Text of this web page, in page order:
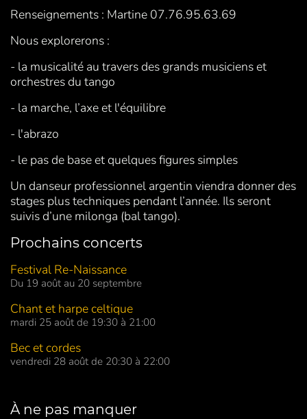
Renseignements : Martine 07.76.95.63.69
Nous explorerons :
- la musicalité au travers des grands musiciens et
orchestres du tango
- la marche, l’axe et l'équilibre
- l'abrazo
- le pas de base et quelques figures simples
Un danseur professionnel argentin viendra donner des
stages plus techniques pendant l’année. Ils seront
suivis d’une milonga (bal tango).
Prochains concerts
Festival Re-Naissance
Du 19 août au 20 septembre
Chant et harpe celtique
mardi 25 août de 19:30 à 21:00
Bec et cordes
vendredi 28 août de 20:30 à 22:00
À ne pas manquer